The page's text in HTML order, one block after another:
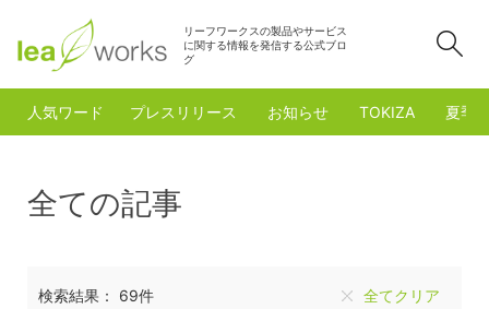
リーフワークスの製品やサービス
に関する情報を発信する公式ブロ
グ
人気ワード プレスリリース お知らせ TOKIZA 夏季
全ての記事
検索結果： 69件 全てクリア